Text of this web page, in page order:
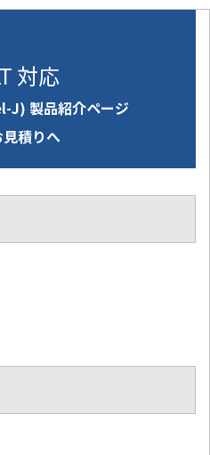
対応
J) 製品紹介ページ
積りへ